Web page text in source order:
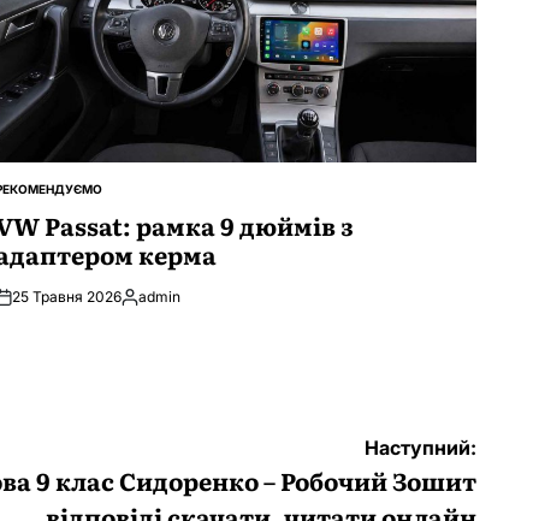
Passat: рамка 9 дюймів з
керма
25 Травня 2026Опубліковано
admin
Наступний:
9 клас Сидоренко – Робочий Зошит